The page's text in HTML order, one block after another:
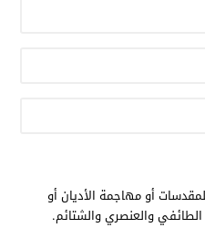
أو مهاجمة الأديان أو
الطائفي والعنصري والشتائم.